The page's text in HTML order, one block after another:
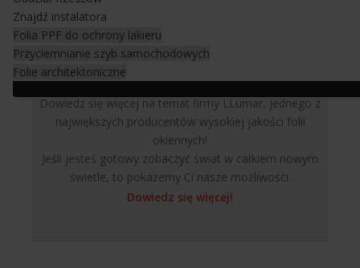
Znajdź instalatora
Folia PPF do ochrony lakieru
Przyciemnianie szyb samochodowych
Folie architektoniczne
Dowiedz się więcej na temat firmy LLumar, jednego z
największych producentów wysokiej jakości folii
okiennych!
Jeśli jesteś gotowy zobaczyć świat w całkiem nowym
świetle, to pokażemy Ci nasze możliwości.
Dowiedz się więcej!